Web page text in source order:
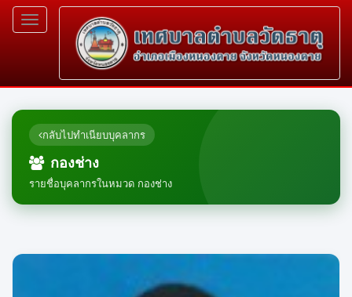
Toggle
navigation
กลับไปทำเนียบบุคลากร
กองช่าง
รายชื่อบุคลากรในหมวด กองช่าง